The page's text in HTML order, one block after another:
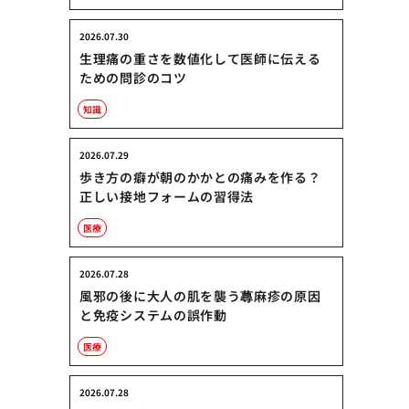
生理痛の重さを数値化して医師に伝える
ための問診のコツ
2026.07.30
知識
歩き方の癖が朝のかかとの痛みを作る？
正しい接地フォームの習得法
2026.07.29
医療
風邪の後に大人の肌を襲う蕁麻疹の原因
と免疫システムの誤作動
2026.07.28
医療
2026.07.28